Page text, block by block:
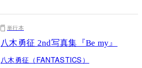
単行本
八木勇征 2nd写真集『Be my』
八木勇征（FANTASTICS）